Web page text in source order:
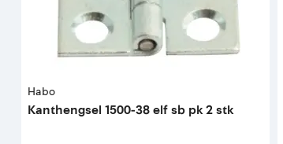
Habo
Kanthengsel 1500-38 elf sb pk 2 stk